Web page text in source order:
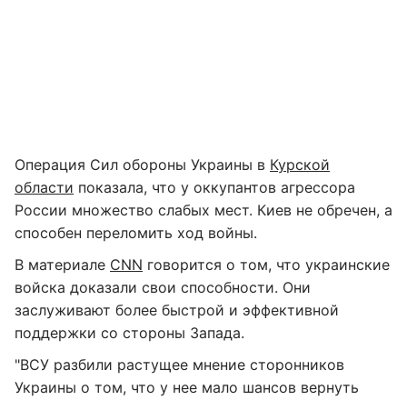
Операция Сил обороны Украины в Курской
области показала, что у оккупантов агрессора
России множество слабых мест. Киев не обречен, а
способен переломить ход войны.
В материале CNN говорится о том, что украинские
войска доказали свои способности. Они
заслуживают более быстрой и эффективной
поддержки со стороны Запада.
"ВСУ разбили растущее мнение сторонников
Украины о том, что у нее мало шансов вернуть